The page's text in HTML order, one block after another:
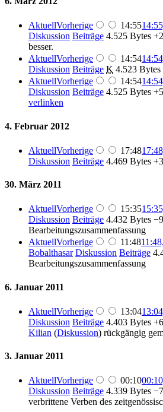
AktuellVorherige 14:55
Diskussion Beiträge 4.525 Bytes +2
besser.
AktuellVorherige 14:54
Diskussion Beiträge K 4.523 Bytes
AktuellVorherige 14:54
Diskussion Beiträge 4.525 Bytes
verlinken
4. Februar 2012
AktuellVorherige 17:48
Diskussion Beiträge 4.469 Bytes
30. März 2011
AktuellVorherige 15:35
Diskussion Beiträge 4.432 Bytes −9
Bearbeitungszusammenfassung
AktuellVorherige 11:48
Bobalthasar Diskussion Beiträge
Bearbeitungszusammenfassung
6. Januar 2011
AktuellVorherige 13:04
Diskussion Beiträge 4.403 Bytes
Kilian (Diskussion) rückgängig
3. Januar 2011
AktuellVorherige 00:10
Diskussion Beiträge 4.339 Bytes
verbrittene Verben des